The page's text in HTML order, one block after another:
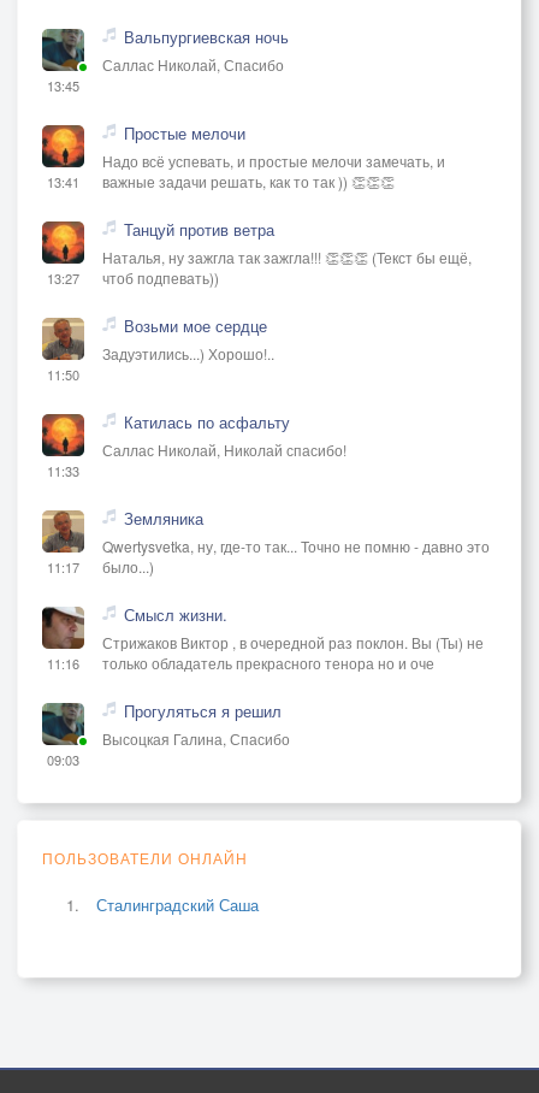
13:45
Вальпургиевская ночь
Саллас Николай, Спасибо
13:41
Простые мелочи
Надо всё успевать, и простые мелочи замечать, и
важные задачи решать, как то так )) 👏👏👏
13:27
Танцуй против ветра
Наталья, ну зажгла так зажгла!!! 👏👏👏 (Текст бы ещё,
чтоб подпевать))
11:50
Возьми мое сердце
Задуэтились...) Хорошо!..
11:33
Катилась по асфальту
Саллас Николай, Николай спасибо!
11:17
Земляника
Qwertysvetka, ну, где-то так... Точно не помню - давно это
было...)
11:16
Смысл жизни.
Стрижаков Виктор , в очередной раз поклон. Вы (Ты) не
только обладатель прекрасного тенора но и оче
09:03
Прогуляться я решил
Высоцкая Галина, Спасибо
ПОЛЬЗОВАТЕЛИ ОНЛАЙН
Сталинградский Саша